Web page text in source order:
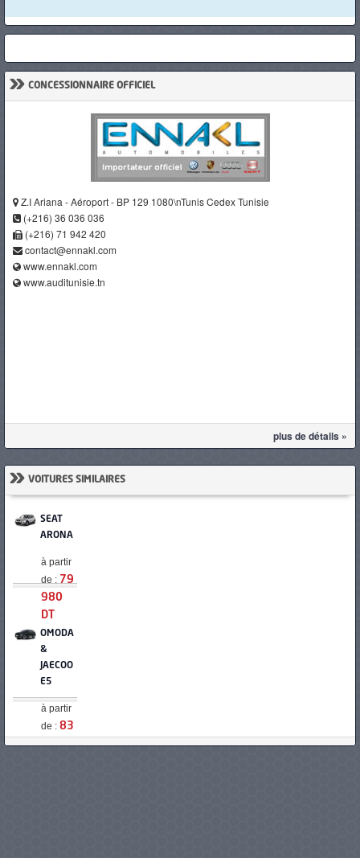
» CONCESSIONNAIRE OFFICIEL
Z.I Ariana - Aéroport - BP 129 1080\nTunis Cedex Tunisie
(+216) 36 036 036
(+216) 71 942 420
contact@ennakl.com
www.ennakl.com
www.auditunisie.tn
plus de détails »
» VOITURES SIMILAIRES
SEAT
ARONA
à partir
de : 79
980
DT
OMODA
&
JAECOO
E5
à partir
de : 83
900